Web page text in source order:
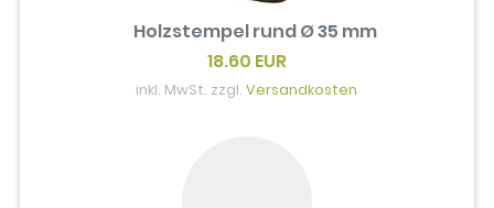
Holzstempel rund Ø 35 mm
18.60 EUR
inkl. MwSt. zzgl.Versandkosten